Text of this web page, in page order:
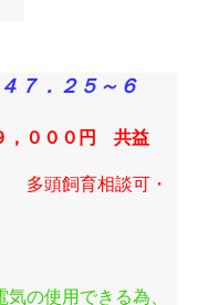
７．２５～６
，０００円 共益
多頭飼育相談可・
の使用できる為、